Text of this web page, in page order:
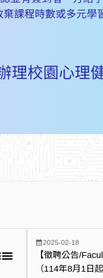
calendar_month2025-02-18
【徵聘公告/
（114年8月1日